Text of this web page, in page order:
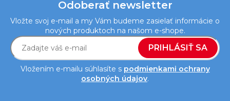
s
u
Odoberať newsletter
Vložte svoj e-mail a my Vám budeme zasielať informácie o
nových produktoch na našom e-shope.
Vložením e-mailu súhlasíte s podmienkami ochrany
osobných údajov.
PRIHLÁSIŤ SA